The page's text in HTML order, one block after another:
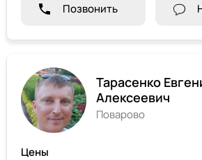
Позвонить
Тарасенко
Алексеевич
Поварово
Цены